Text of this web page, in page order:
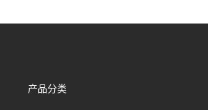
线）
产品分类